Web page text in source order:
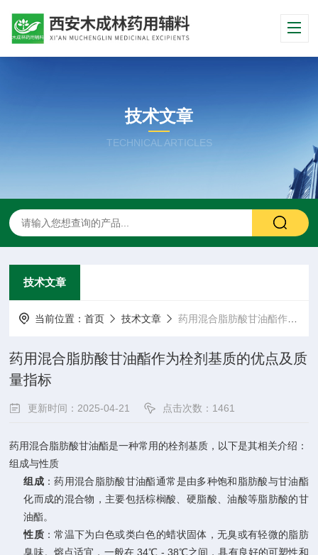
技术文章
TECHNICAL ARTICLES
技术文章
当前位置：首页 技术文章 药用混合脂肪酸甘油酯作为栓剂基质的优点及质量指标
药用混合脂肪酸甘油酯作为栓剂基质的优点及质
量指标
更新时间：2025-04-21 点击次数：1461
药用混合脂肪酸甘油酯是一种常用的栓剂基质，以下是其相关介绍：
组成与性质
组成 ：药用混合脂肪酸甘油酯通常是由多种饱和脂肪酸与甘油酯
化而成的混合物，主要包括棕榈酸、硬脂酸、油酸等脂肪酸的甘
油酯。
性质 ：常温下为白色或类白色的蜡状固体，无臭或有轻微的脂肪
臭味。熔点适宜，一般在 34℃ - 38℃之间，具有良好的可塑性和